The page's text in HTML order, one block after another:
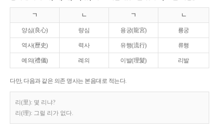
ㄱ ㄴ ㄱ ㄴ
양심(良心) 량심 용궁(龍宮) 룡궁
역사(歷史) 력사 유행(流行) 류행
예의(禮儀) 례의 이발(理髮) 리발
다만, 다음과 같은 의존 명사는 본음대로 적는다.
리(里): 몇 리냐?
리(理): 그럴 리가 없다.